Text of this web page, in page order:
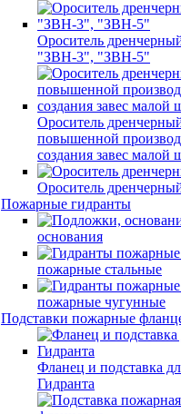
Ороситель
"ЗВН-3", "ЗВН-5"
Ороситель
повышенной
создания завес
Ороситель
Пожарные гидранты
основания
пожарные стальные
пожарные чугунные
Подставки пожарные
Фланец и подставка
Гидранта